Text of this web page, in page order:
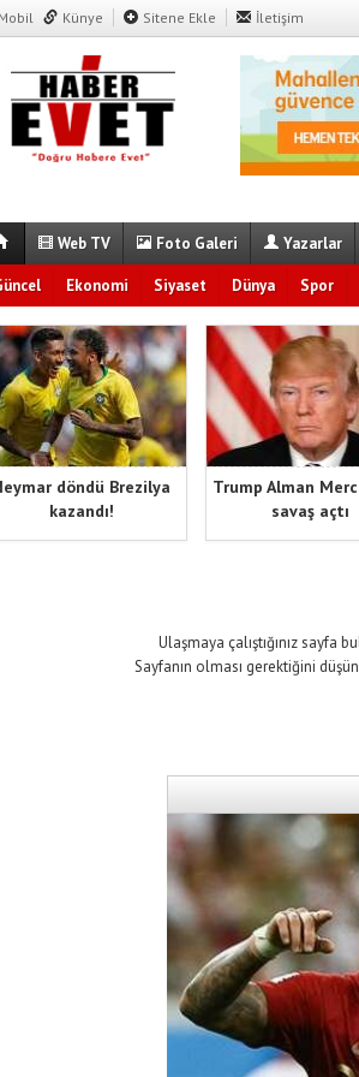
Mobil Künye Sitene Ekle İletişim
Web TV Foto Galeri Yazarlar
Ekonomi Siyaset Dünya Spor
döndü Brezilya
kazandı!
Trump Alman
savaş açtı
Ulaşmaya çalıştığınız sayfa
Sayfanın olması gerektiğini